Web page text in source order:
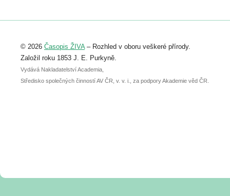
Registrovat se můžete do 6. září.
abstraktu přihlášené přednášky nebo
posteru je už 30. června.
© 2026 Časopis ŽIVA– Rozhled v oboru veškeré přírody.
Založil roku 1853 J. E. Purkyně.
Vydává Nakladatelství Academia,
Středisko společných činností AV ČR, v. v. i., za podpory Akademie věd ČR.